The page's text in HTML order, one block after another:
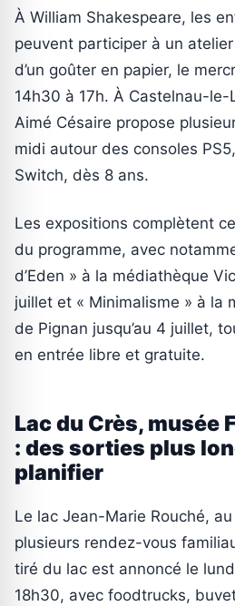
À William Shakespeare, les
peuvent participer à un
d’un goûter en papier, le
14h30 à 17h. À Castelnau-
Aimé Césaire propose
midi autour des consoles
Switch, dès 8 ans.
Les expositions complètent
du programme, avec
d’Eden » à la médiathèque
juillet et « Minimalisme » à la
de Pignan jusqu’au 4 juillet,
en entrée libre et gratuite.
Lac du Crès, musée
: des sorties plus
planifier
Le lac Jean-Marie Rouché,
plusieurs rendez-vous
tiré du lac est annoncé le
18h30, avec foodtrucks,